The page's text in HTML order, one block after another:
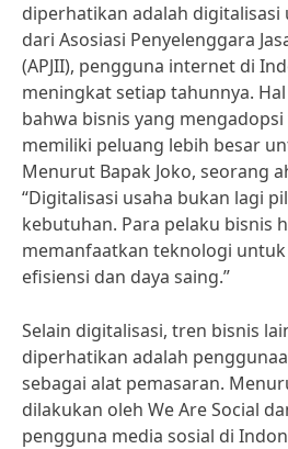
diperhatikan adalah digitalisasi
dari Asosiasi Penyelenggara
(APJII), pengguna internet di
meningkat setiap tahunnya.
bahwa bisnis yang
memiliki peluang lebih besar
Menurut Bapak Joko, seorang
“Digitalisasi usaha bukan lagi
kebutuhan. Para pelaku bisnis
memanfaatkan teknologi
efisiensi dan daya saing.”
Selain digitalisasi, tren bisnis
diperhatikan adalah
sebagai alat pemasaran.
dilakukan oleh We Are Social
pengguna media sosial di